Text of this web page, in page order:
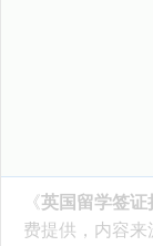
《英国留学签证
费提供，内容来